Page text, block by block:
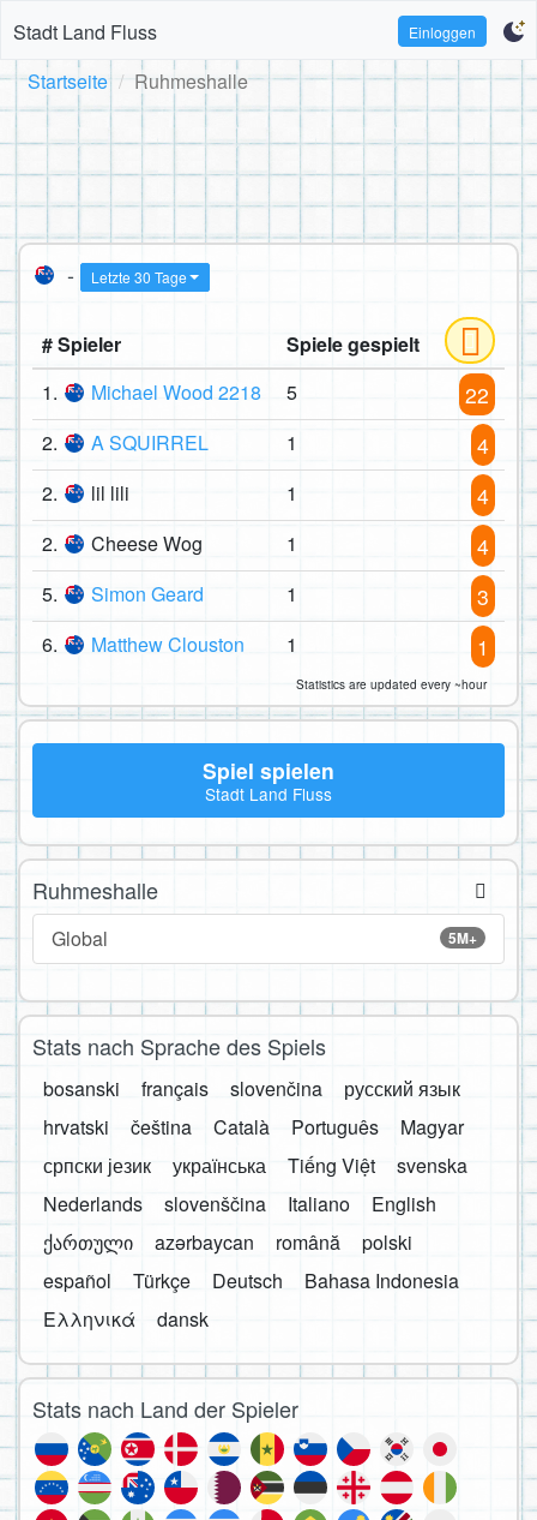
Stadt Land Fluss Einloggen
Startseite Ruhmeshalle
- Letzte 30 Tage
# Spieler
Spiele gespielt
1.
Michael Wood 2218 5 22
2. A SQUIRREL 1 4
2. lil lili 1 4
2. Cheese Wog 1 4
5. Simon Geard 1 3
6. Matthew Clouston 1 1
Statistics are updated every ~hour
Spiel spielen
Stadt Land Fluss
Ruhmeshalle
5M+
Global
Stats nach Sprache des Spiels
bosanski français slovenčina
русский язык
hrvatski
čeština Català Português
Magyar
српски језик
українська Tiếng Việt
svenska
Nederlands
slovenščina Italiano
English
ქართული
azərbaycan română
polski
español
Türkçe Deutsch
Bahasa Indonesia
Ελληνικά
dansk
Stats nach Land der Spieler